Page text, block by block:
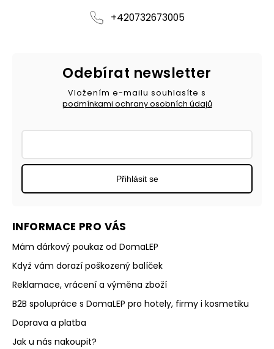
+420732673005
INFORMACE PRO VÁS
Mám dárkový poukaz od DomaLEP
Když vám dorazí poškozený balíček
Reklamace, vrácení a výměna zboží
B2B spolupráce s DomaLEP pro hotely, firmy i kosmetiku
Doprava a platba
Jak u nás nakoupit?
Odebírat newsletter
Vložením e-mailu souhlasíte s
podmínkami ochrany osobních údajů
Přihlásit se